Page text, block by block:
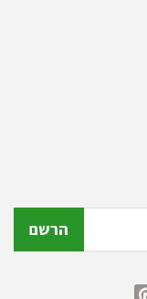
הרשם